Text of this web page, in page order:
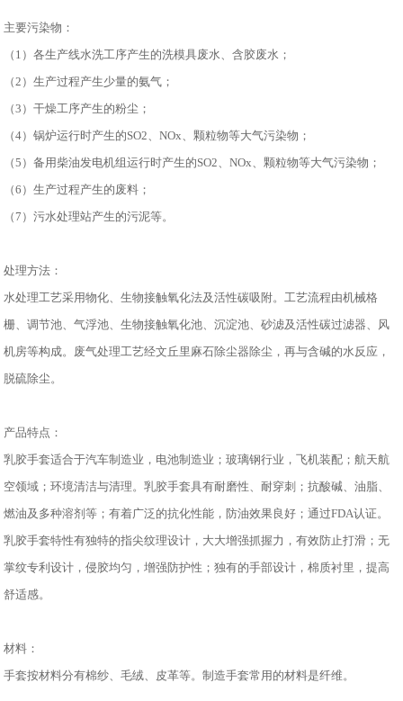
主要污染物：
（1）各生产线水洗工序产生的洗模具废水、含胶废水；
（2）生产过程产生少量的氨气；
（3）干燥工序产生的粉尘；
（4）锅炉运行时产生的SO2、NOx、颗粒物等大气污染物；
（5）备用柴油发电机组运行时产生的SO2、NOx、颗粒物等大气污染物；
（6）生产过程产生的废料；
（7）污水处理站产生的污泥等。
处理方法：
水处理工艺采用物化、生物接触氧化法及活性碳吸附。工艺流程由机械格
栅、调节池、气浮池、生物接触氧化池、沉淀池、砂滤及活性碳过滤器、风
机房等构成。废气处理工艺经文丘里麻石除尘器除尘，再与含碱的水反应，
脱硫除尘。
产品特点：
乳胶手套适合于汽车制造业，电池制造业；玻璃钢行业，飞机装配；航天航
空领域；环境清洁与清理。乳胶手套具有耐磨性、耐穿刺；抗酸碱、油脂、
燃油及多种溶剂等；有着广泛的抗化性能，防油效果良好；通过FDA认证。
乳胶手套特性有独特的指尖纹理设计，大大增强抓握力，有效防止打滑；无
掌纹专利设计，侵胶均匀，增强防护性；独有的手部设计，棉质衬里，提高
舒适感。
材料：
手套按材料分有棉纱、毛绒、皮革等。制造手套常用的材料是纤维。